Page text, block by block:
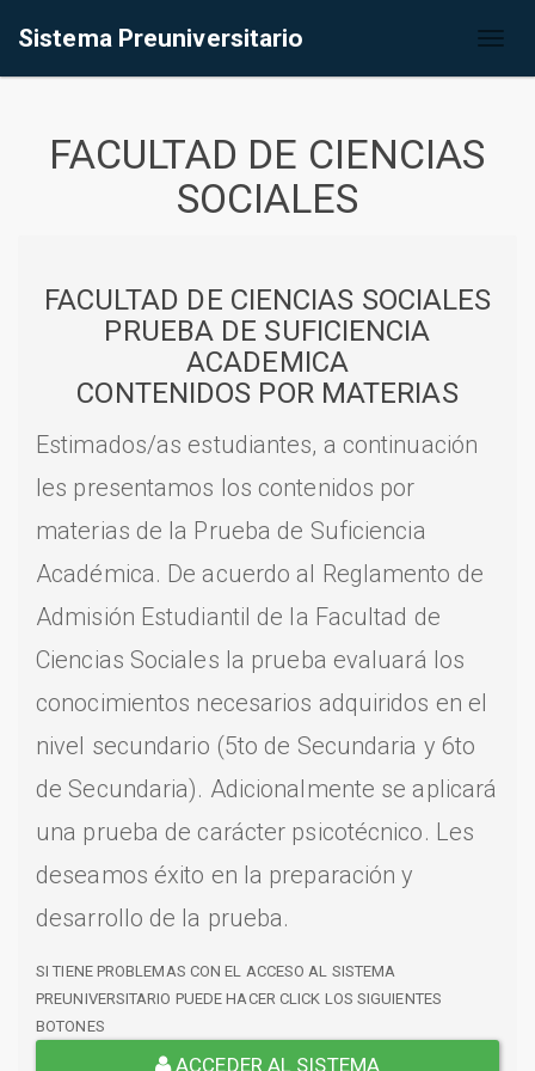
Sistema Preuniversitario
FACULTAD DE CIENCIAS
SOCIALES
FACULTAD DE CIENCIAS SOCIALES
PRUEBA DE SUFICIENCIA
ACADEMICA
CONTENIDOS POR MATERIAS
Estimados/as estudiantes, a continuación
les presentamos los contenidos por
materias de la Prueba de Suficiencia
Académica. De acuerdo al Reglamento de
Admisión Estudiantil de la Facultad de
Ciencias Sociales la prueba evaluará los
conocimientos necesarios adquiridos en el
nivel secundario (5to de Secundaria y 6to
de Secundaria). Adicionalmente se aplicará
una prueba de carácter psicotécnico. Les
deseamos éxito en la preparación y
desarrollo de la prueba.
SI TIENE PROBLEMAS CON EL ACCESO AL SISTEMA
PREUNIVERSITARIO PUEDE HACER CLICK LOS SIGUIENTES
BOTONES
ACCEDER AL SISTEMA